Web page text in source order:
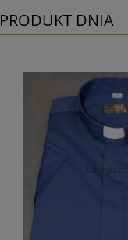
PRODUKT DNIA